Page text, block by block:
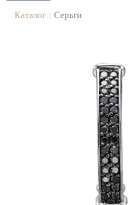
Каталог | Серьги